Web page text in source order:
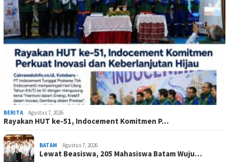
BERITA Agustus 7, 2026
Rayakan HUT ke-51, Indocement Komitmen P…
BATAM Agustus 7, 2026
Lewat Beasiswa, 205 Mahasiswa Batam Wuju…